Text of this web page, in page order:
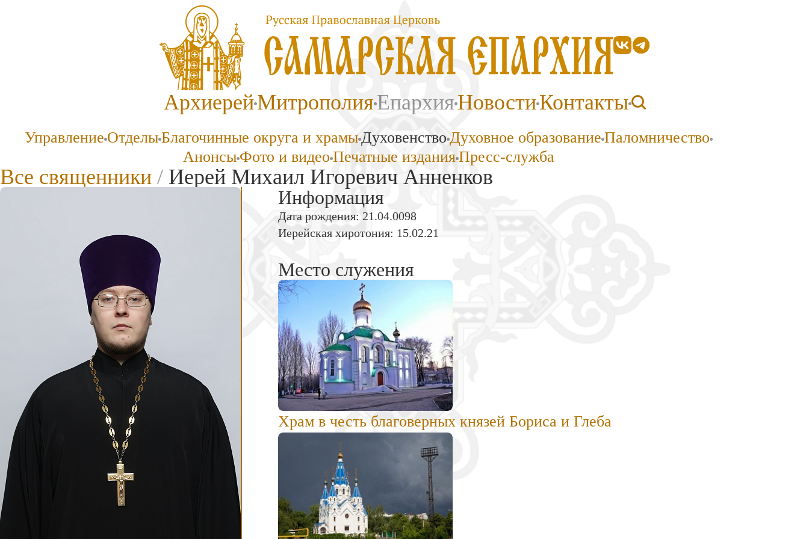
АрхиерейМитрополияЕпархияНовостиКонтакты
УправлениеОтделыБлагочинные округа и храмыДуховенствоДуховное образованиеПаломничество
АнонсыФото и видеоПечатные изданияПресс-служба
Все священники / Иерей Михаил Игоревич Анненков
Информация
Дата рождения: 21.04.0098
Иерейская хиротония: 15.02.21
Место служения
Храм в честь благоверных князей Бориса и Глеба